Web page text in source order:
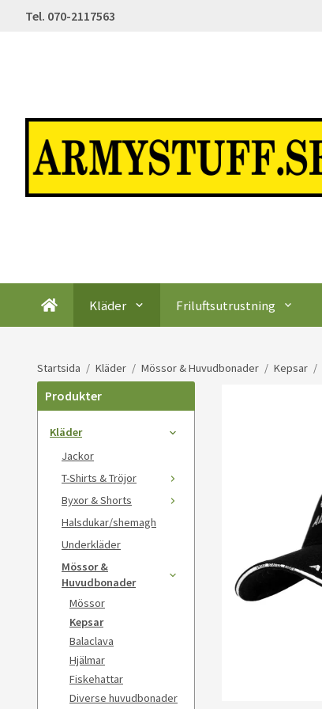
Tel. 070-2117563
Kläder Friluftsutrustning
Startsida / Kläder / Mössor & Huvudbonader / Kepsar /
Produkter
Kläder
Jackor
T-Shirts & Tröjor
Byxor & Shorts
Halsdukar/shemagh
Underkläder
Mössor &
Huvudbonader
Mössor
Kepsar
Balaclava
Hjälmar
Fiskehattar
Diverse huvudbonader